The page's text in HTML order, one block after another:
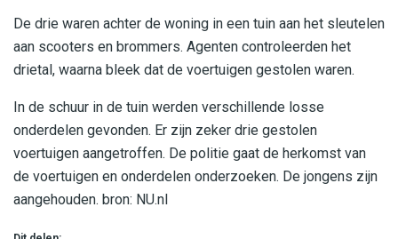
De drie waren achter de woning in een tuin aan het sleutelen
aan scooters en brommers. Agenten controleerden het
drietal, waarna bleek dat de voertuigen gestolen waren.
In de schuur in de tuin werden verschillende losse
onderdelen gevonden. Er zijn zeker drie gestolen
voertuigen aangetroffen. De politie gaat de herkomst van
de voertuigen en onderdelen onderzoeken. De jongens zijn
aangehouden. bron: NU.nl